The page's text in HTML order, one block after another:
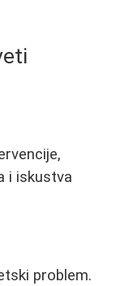
i iskustva
problem.